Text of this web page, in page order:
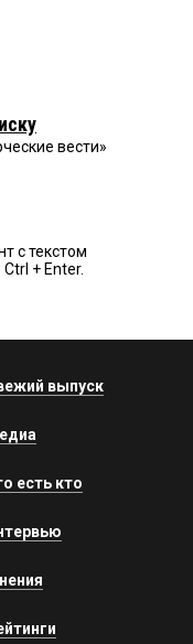
вести»
с текстом
+ Enter.
выпуск
есть кто